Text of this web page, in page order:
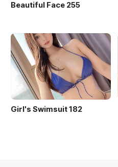
Beautiful Face 255
Girl's Swimsuit 182